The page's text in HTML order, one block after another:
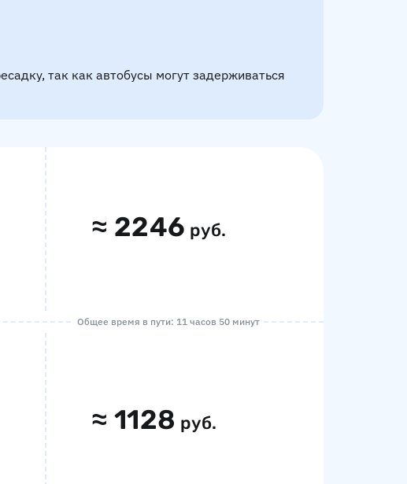
так как автобусы могут задерживаться
≈ 2246 руб.
Общее время в пути: 11 часов 50 минут
≈1128 руб.